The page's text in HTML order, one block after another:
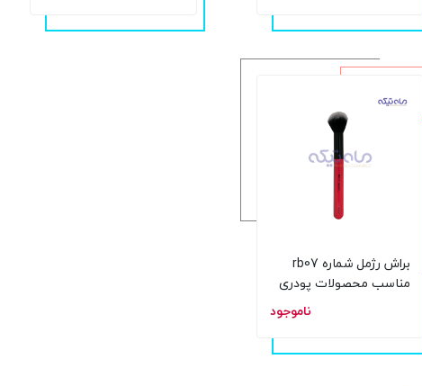
براش رژمل شماره rb07
مناسب محصولات پودری
ناموجود